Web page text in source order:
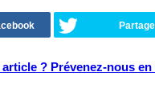
? Prévenez-nous